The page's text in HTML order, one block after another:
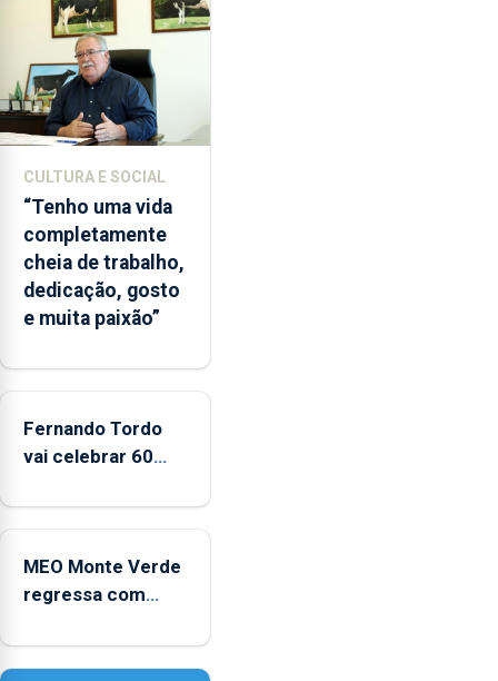
terceira
vez
desde
o
início
da
época
balnear
CULTURA E SOCIAL
“Tenho uma vida
completamente
cheia de trabalho,
dedicação, gosto
e muita paixão”
Fernando Tordo
vai celebrar 60
no Coliseu
MEO Monte Verde
regressa com
acessibilidade